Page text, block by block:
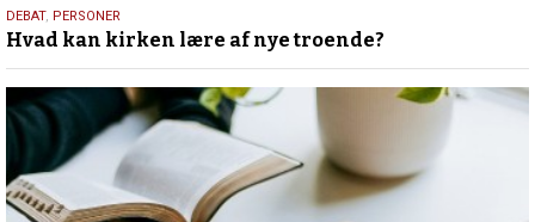
25.
juli
2026
DEBAT, PERSONER
Hvad kan kirken lære af nye troende?